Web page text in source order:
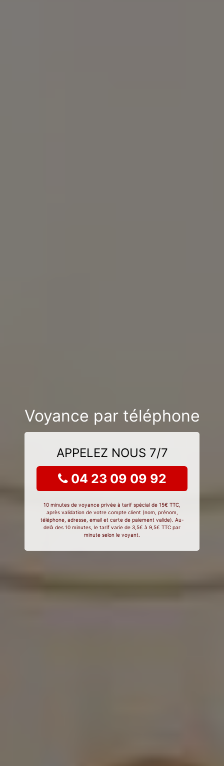
Voyance par téléphone
APPELEZ NOUS 7/7
04 23 09 09 92
10 minutes de voyance privée à tarif spécial de 15€ TTC,
après validation de votre compte client (nom, prénom,
téléphone, adresse, email et carte de paiement valide). Au-
delà des 10 minutes, le tarif varie de 3,5€ à 9,5€ TTC par
minute selon le voyant.